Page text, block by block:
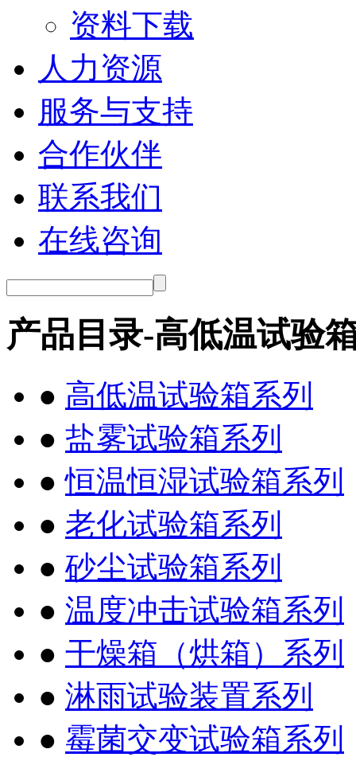
资料下载
人力资源
服务与支持
合作伙伴
联系我们
在线咨询
产品目录-高低温试验
● 高低温试验箱系列
● 盐雾试验箱系列
●恒温恒湿试验箱系列
● 老化试验箱系列
● 砂尘试验箱系列
● 温度冲击试验箱系列
● 干燥箱（烘箱）系列
● 淋雨试验装置系列
● 霉菌交变试验箱系列